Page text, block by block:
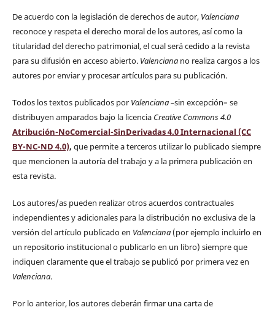
De acuerdo con la legislación de derechos de autor, Valenciana
reconoce y respeta el derecho moral de los autores, así como la
titularidad del derecho patrimonial, el cual será cedido a la revista
para su difusión en acceso abierto. Valencianano realiza cargos a los
autores por enviar y procesar artículos para su publicación.
Todos los textos publicados por Valenciana–sin excepción– se
distribuyen amparados bajo la licencia Creative Commons 4.0
Atribución-NoComercial-SinDerivadas 4.0 Internacional (CC
BY-NC-ND 4.0), que permite a terceros utilizar lo publicado siempre
que mencionen la autoría del trabajo y a la primera publicación en
esta revista.
Los autores/as pueden realizar otros acuerdos contractuales
independientes y adicionales para la distribución no exclusiva de la
versión del artículo publicado en Valenciana(por ejemplo incluirlo en
un repositorio institucional o publicarlo en un libro) siempre que
indiquen claramente que el trabajo se publicó por primera vez en
Valenciana.
Por lo anterior, los autores deberán firmar una carta de